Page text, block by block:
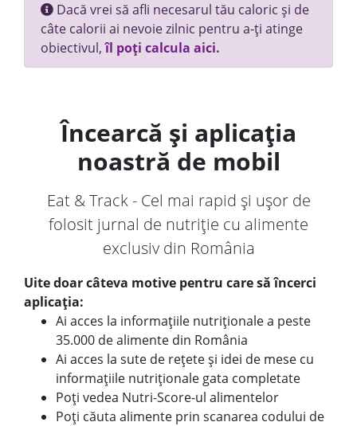
Dacă vrei să afli necesarul tău caloric și de
câte calorii ai nevoie zilnic pentru a-ți atinge
obiectivul,îl poți calcula aici.
Încearcă și aplicația
noastră de mobil
Eat & Track - Cel mai rapid și ușor de
folosit jurnal de nutriție cu alimente
exclusiv din România
Uite doar câteva motive pentru care să încerci
aplicația:
Ai acces la informațiile nutriționale a peste
35.000 de alimente din România
Ai acces la sute de rețete și idei de mese cu
informațiile nutriționale gata completate
Poți vedea Nutri-Score-ul alimentelor
Poți căuta alimente prin scanarea codului de